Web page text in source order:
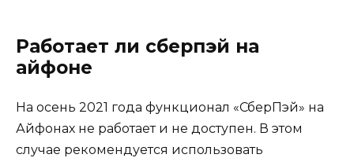
Работает ли сберпэй на
айфоне
На осень 2021 года функционал «СберПэй» на
Айфонах не работает и не доступен. В этом
случае рекомендуется использовать